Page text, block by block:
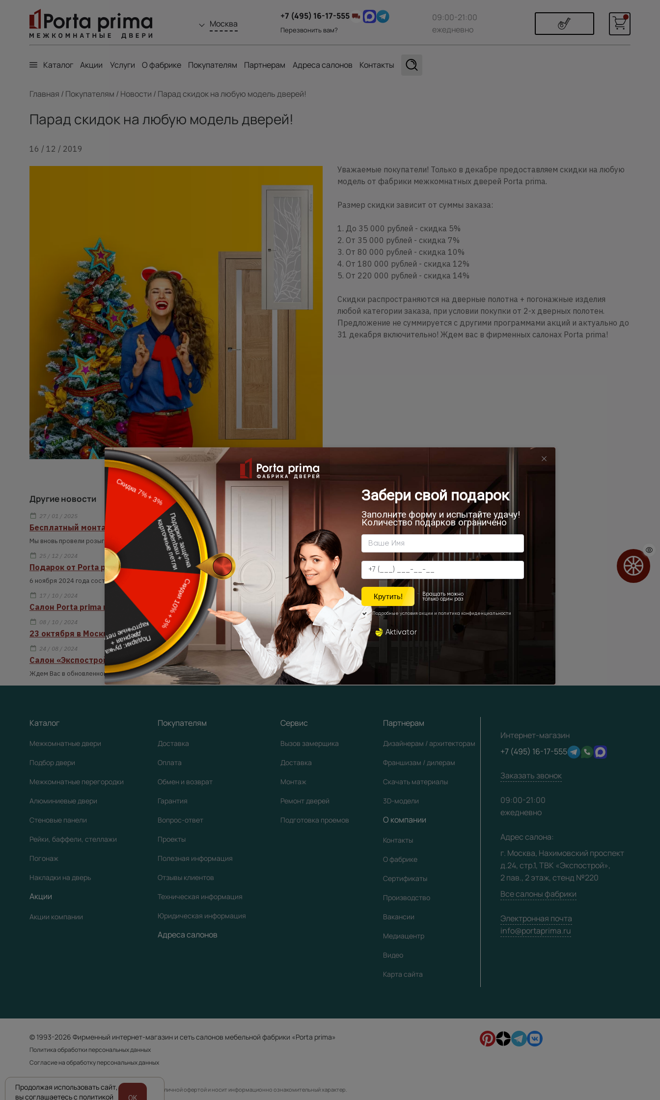
Москва
+7 (495) 16-17-555
Перезвонить вам?
09:00-21:00
ежедневно
Каталог Акции Услуги О фабрике Покупателям Партнерам Адреса салонов Контакты
Главная / Покупателям / Новости / Парад скидок на любую модель дверей!
Парад скидок на любую модель дверей!
16 / 12 / 2019
Уважаемые покупатели! Только в декабре предоставляем скидки на любую
модель от фабрики межкомнатных дверей Porta prima.
Размер скидки зависит от суммы заказа:
1. До 35 000 рублей - скидка 5%
2. От 35 000 рублей - скидка 7%
3. От 80 000 рублей - скидка 10%
4. От 180 000 рублей - скидка 12%
5. От 220 000 рублей - скидка 14%
Скидки распространяются на дверные полотна + погонажные изделия
любой категории заказа, при условии покупки от 2-х дверных полотен.
Предложение не суммируется с другими программами акций и актуально до
31 декабря включительно! Ждем вас в фирменных салонах Porta prima!
Другие новости
27 / 01 / 2025
Бесплатный монтаж: победитель делится впечатлениями!
Мы вновь провели розыгрыш бесплатного монтажа для наших клиентов 6 января 2025 года.
25 / 12 / 2024
Подарок от Porta prima: профессиональный монтаж
6 ноября 2024 года состоялся розыгрыш бесплатного монтажа среди наших покупателей.
17 / 10 / 2024
Салон Porta prima в ТЦ Гранд открыт после реконструкции!
08 / 10 / 2024
23 октября в Москве пройдет мероприятие для дизайнеров интерьера
24 / 08 / 2024
Салон «Экспострой» открыт после реконструкции
Ждем Вас в обновленном салоне!
Каталог
Межкомнатные двери
Подбор двери
Межкомнатные перегородки
Алюминиевые двери
Стеновые панели
Рейки, баффели, стеллажи
Погонаж
Накладки на дверь
Акции
Акции компании
Покупателям
Доставка
Оплата
Обмен и возврат
Гарантия
Вопрос-ответ
Проекты
Полезная информация
Отзывы клиентов
Техническая информация
Юридическая информация
Адреса салонов
Сервис
Вызов замерщика
Доставка
Монтаж
Ремонт дверей
Подготовка проемов
Партнерам
Дизайнерам / архитекторам
Франшизам / дилерам
Скачать материалы
3D-модели
О компании
Контакты
О фабрике
Сертификаты
Производство
Вакансии
Медиацентр
Видео
Карта сайта
Интернет-магазин
+7 (495) 16-17-555
Заказать звонок
09:00-21:00
ежедневно
Адрес салона:
г. Москва, Нахимовский проспект
д.24, стр.1, ТВК «Экспострой»,
2 пав., 2 этаж, стенд №220
Все салоны фабрики
Электронная почта
info@portaprima.ru
© 1993-2026 Фирменный интернет-магазин и сеть салонов мебельной фабрики «Porta prima»
Политика обработки персональных данных
Согласие на обработку персональных данных
Приведенная на сайте информация не является публичной офертой и носит информационно ознакомительный характер.
Продолжая использовать сайт,
вы соглашаетесь с политикой
OK